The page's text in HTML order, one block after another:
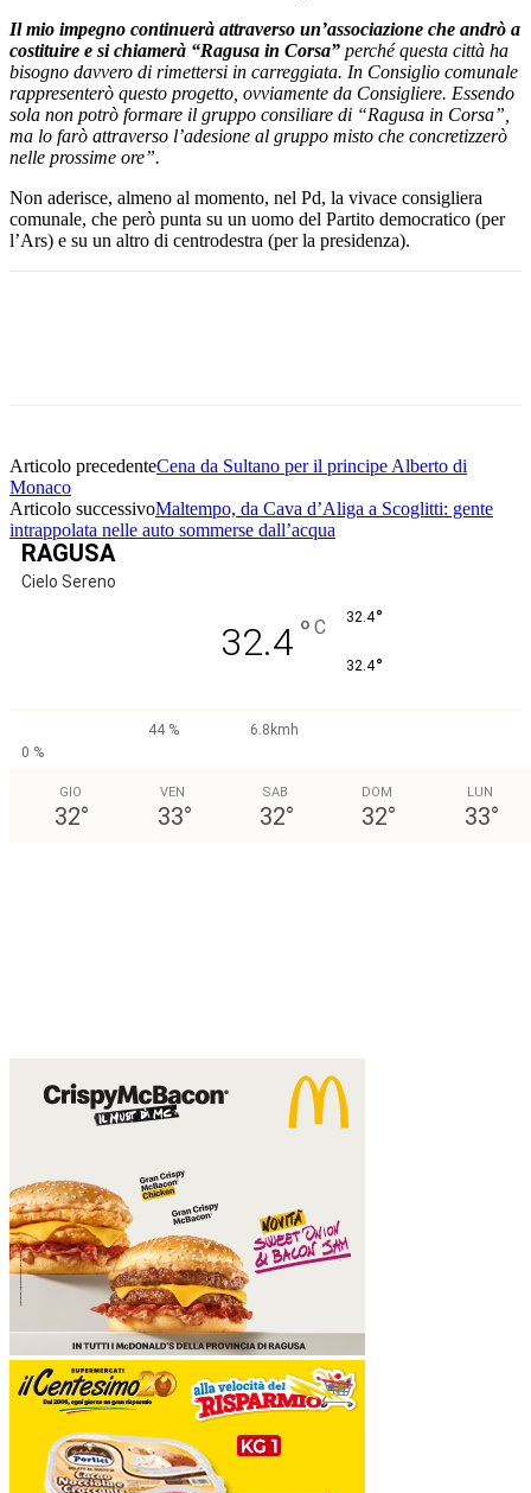
Il mio impegno continuerà attraverso un’associazione che andrò a
costituire e si chiamerà “Ragusa in Corsa” perché questa città ha
bisogno davvero di rimettersi in carreggiata. In Consiglio comunale
rappresenterò questo progetto, ovviamente da Consigliere. Essendo
sola non potrò formare il gruppo consiliare di “Ragusa in Corsa”,
ma lo farò attraverso l’adesione al gruppo misto che concretizzerò
nelle prossime ore”.
Non aderisce, almeno al momento, nel Pd, la vivace consigliera
comunale, che però punta su un uomo del Partito democratico (per
l’Ars) e su un altro di centrodestra (per la presidenza).
Articolo precedenteCena da Sultano per il principe Alberto di
Monaco
Articolo successivoMaltempo, da Cava d’Aliga a Scoglitti: gente
intrappolata nelle auto sommerse dall’acqua
RAGUSA
Cielo Sereno
32.4 ° C 32.4°
32.4°
44 %
6.8kmh
0 %
GIO
32°
VEN
33°
SAB
32°
DOM
32°
LUN
33°